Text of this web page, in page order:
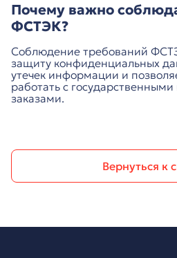
Почему важно
ФСТЭК?
Соблюдение требований
защиту конфиденциальных
утечек информации и
работать с
заказами.
Вернуться к